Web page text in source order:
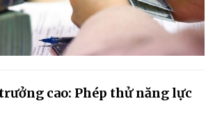
cao: Phép thử năng lực